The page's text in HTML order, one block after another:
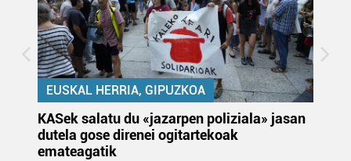
EUSKAL HERRIA, GIPUZKOA
KASek salatu du «jazarpen poliziala» jasan
dutela gose direnei ogitartekoak
emateagatik